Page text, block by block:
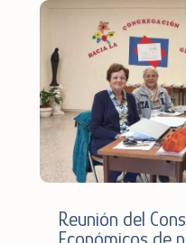
Reunión del